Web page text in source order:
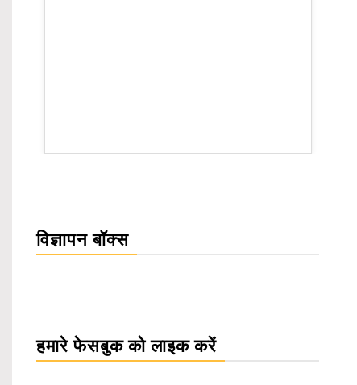
विज्ञापन बॉक्स
हमारे फेसबुक को लाइक करें